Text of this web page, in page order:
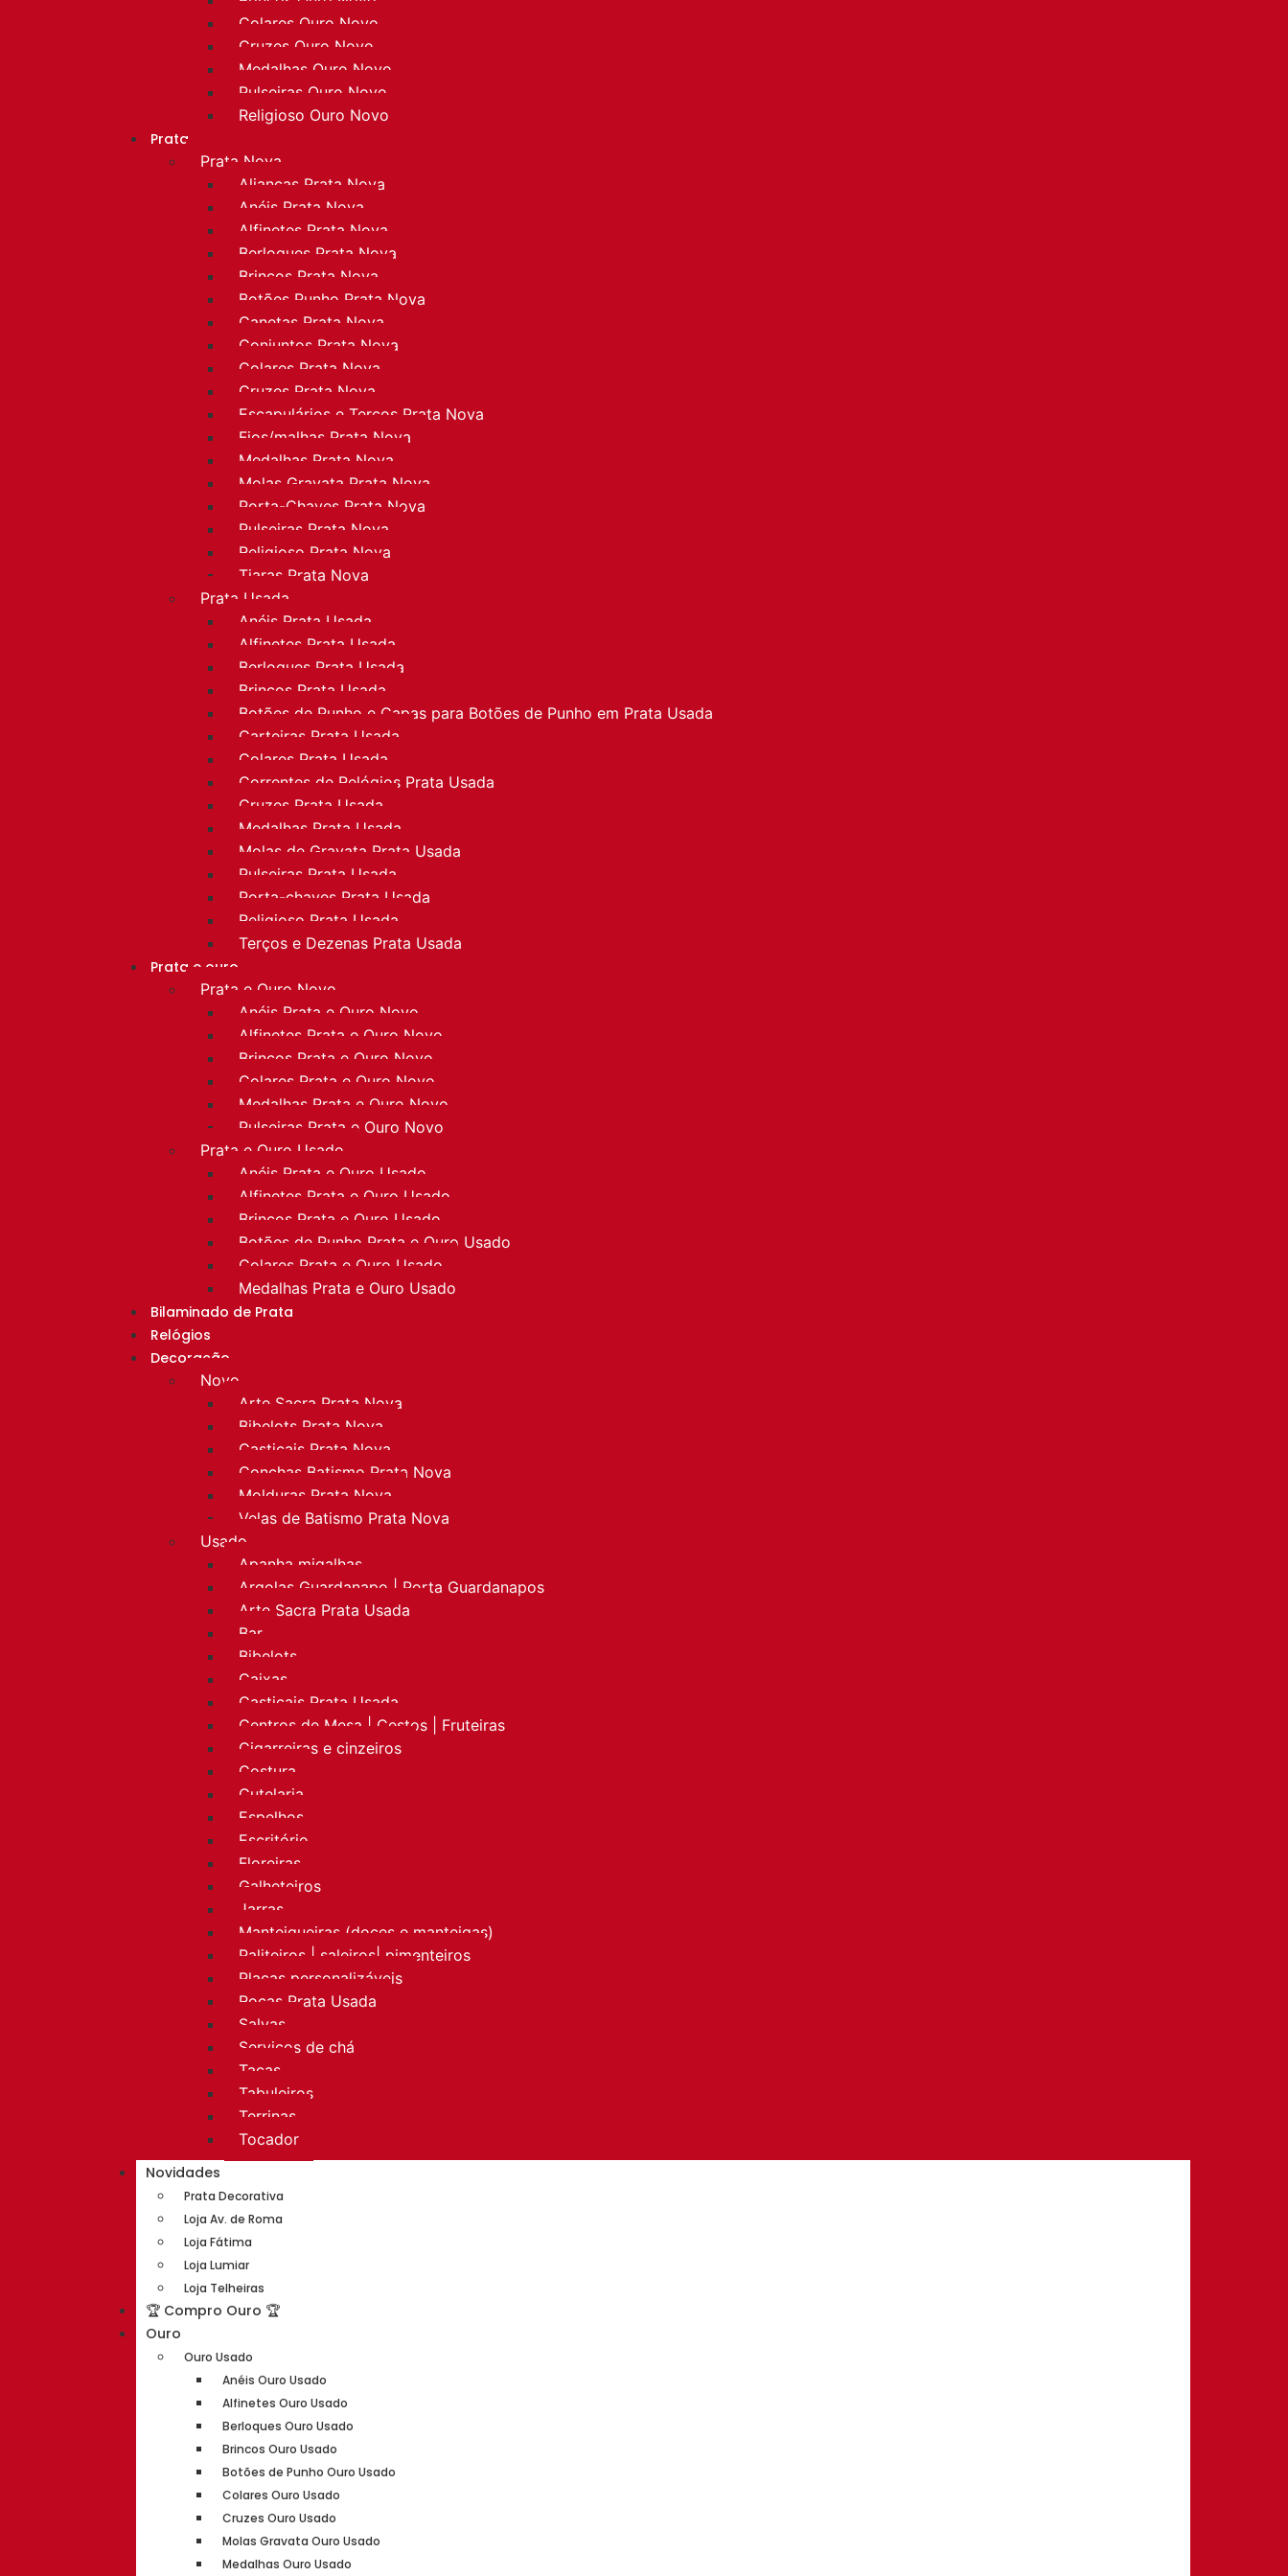
Colares Ouro Novo
Cruzes Ouro Novo
Medalhas Ouro Novo
Pulseiras Ouro Novo
Religioso Ouro Novo
Prata
Prata Nova
Alianças Prata Nova
Anéis Prata Nova
Alfinetes Prata Nova
Berloques Prata Nova
Brincos Prata Nova
Botões Punho Prata Nova
Canetas Prata Nova
Conjuntos Prata Nova
Colares Prata Nova
Cruzes Prata Nova
Escapulários e Terços Prata Nova
Fios/malhas Prata Nova
Medalhas Prata Nova
Molas Gravata Prata Nova
Porta-Chaves Prata Nova
Pulseiras Prata Nova
Religioso Prata Nova
Tiaras Prata Nova
Prata Usada
Anéis Prata Usada
Alfinetes Prata Usada
Berloques Prata Usada
Brincos Prata Usada
Botões de Punho e Capas para Botões de Punho em Prata Usada
Carteiras Prata Usada
Colares Prata Usada
Correntes de Relógios Prata Usada
Cruzes Prata Usada
Medalhas Prata Usada
Molas de Gravata Prata Usada
Pulseiras Prata Usada
Porta-chaves Prata Usada
Religioso Prata Usada
Terços e Dezenas Prata Usada
Prata e ouro
Prata e Ouro Novo
Anéis Prata e Ouro Novo
Alfinetes Prata e Ouro Novo
Brincos Prata e Ouro Novo
Colares Prata e Ouro Novo
Medalhas Prata e Ouro Novo
Pulseiras Prata e Ouro Novo
Prata e Ouro Usado
Anéis Prata e Ouro Usado
Alfinetes Prata e Ouro Usado
Brincos Prata e Ouro Usado
Botões de Punho Prata e Ouro Usado
Colares Prata e Ouro Usado
Medalhas Prata e Ouro Usado
Bilaminado de Prata
Relógios
Decoração
Novo
Arte Sacra Prata Nova
Bibelots Prata Nova
Castiçais Prata Nova
Conchas Batismo Prata Nova
Molduras Prata Nova
Velas de Batismo Prata Nova
Usado
Apanha migalhas
Argolas Guardanapo | Porta Guardanapos
Arte Sacra Prata Usada
Bar
Bibelots
Caixas
Castiçais Prata Usada
Centros de Mesa | Cestos | Fruteiras
Cigarreiras e cinzeiros
Costura
Cutelaria
Espelhos
Escritório
Floreiras
Galheteiros
Jarras
Manteigueiras (doces e manteigas)
Paliteiros | saleiros| pimenteiros
Placas personalizáveis
Rocas Prata Usada
Salvas
Serviços de chá
Taças
Tabuleiros
Terrinas
Tocador
Novidades
Prata Decorativa
Loja Av. de Roma
Loja Fátima
Loja Lumiar
Loja Telheiras
🏆 Compro Ouro 🏆
Ouro
Ouro Usado
Anéis Ouro Usado
Alfinetes Ouro Usado
Berloques Ouro Usado
Brincos Ouro Usado
Botões de Punho Ouro Usado
Colares Ouro Usado
Cruzes Ouro Usado
Molas Gravata Ouro Usado
Medalhas Ouro Usado